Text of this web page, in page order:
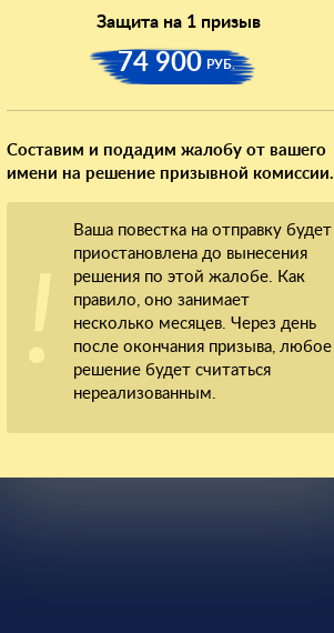
Защита на 1 призыв
74 900 РУБ.
Составим и подадим жалобу от вашего
имени на решение призывной комиссии.
Ваша повестка на отправку будет
приостановлена до вынесения
решения по этой жалобе. Как
правило, оно занимает
несколько месяцев. Через день
после окончания призыва, любое
решение будет считаться
нереализованным.